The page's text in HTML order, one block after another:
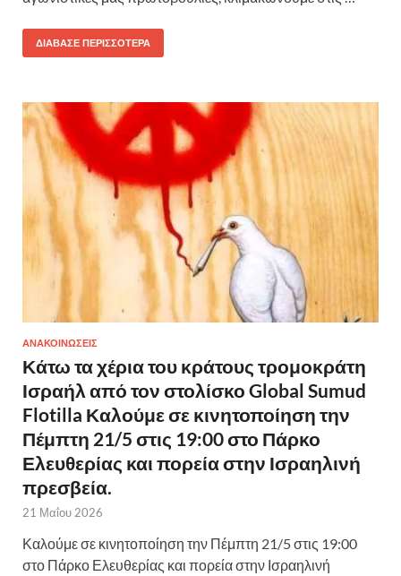
ΔΙΆΒΑΣΕ ΠΕΡΙΣΣΌΤΕΡΑ
ΑΝΑΚΟΙΝΩΣΕΙΣ
Κάτω τα χέρια του κράτους τρομοκράτη
Ισραήλ από τον στολίσκο Global Sumud
Flotilla Καλούμε σε κινητοποίηση την
Πέμπτη 21/5 στις 19:00 στο Πάρκο
Ελευθερίας και πορεία στην Ισραηλινή
πρεσβεία.
21 Μαΐου 2026
Καλούμε σε κινητοποίηση την Πέμπτη 21/5 στις 19:00
στο Πάρκο Ελευθερίας και πορεία στην Ισραηλινή